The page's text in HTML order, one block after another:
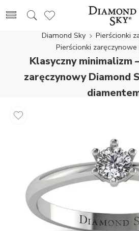
Diamond Sky
Pierścionki
Pierścionki
Klasyczny minimalizm
zaręczynowy Diamond